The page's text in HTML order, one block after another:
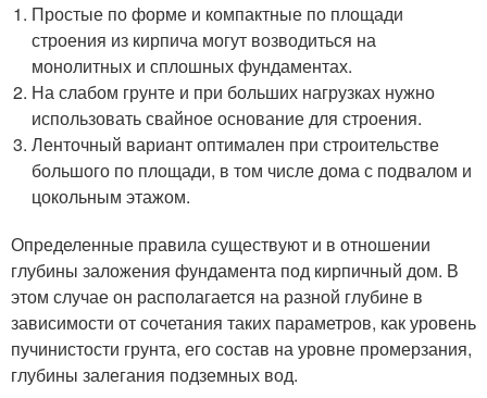
Простые по форме и компактные по площади
строения из кирпича могут возводиться на
монолитных и сплошных фундаментах.
На слабом грунте и при больших нагрузках нужно
использовать свайное основание для строения.
Ленточный вариант оптимален при строительстве
большого по площади, в том числе дома с подвалом и
цокольным этажом.
Определенные правила существуют и в отношении
глубины заложения фундамента под кирпичный дом. В
этом случае он располагается на разной глубине в
зависимости от сочетания таких параметров, как уровень
пучинистости грунта, его состав на уровне промерзания,
глубины залегания подземных вод.